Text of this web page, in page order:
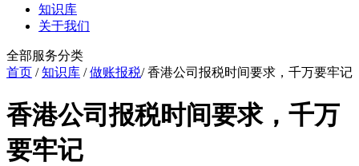
知识库
关于我们
全部服务分类
首页 /知识库 /做账报税/ 香港公司报税时间要求，千万要牢记
香港公司报税时间要求，千万
要牢记